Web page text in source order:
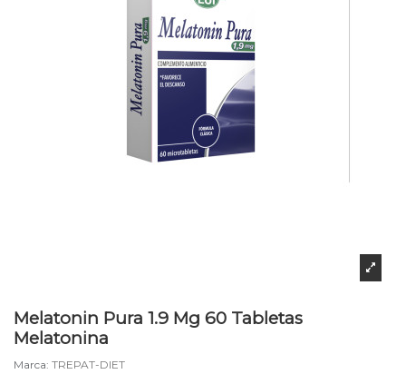
Melatonin Pura 1.9 Mg 60 Tabletas
Melatonina
Marca: TREPAT-DIET